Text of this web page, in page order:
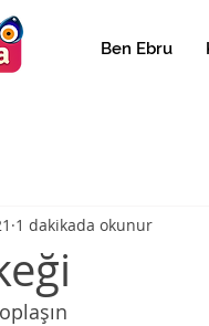
Ben Ebru
1 dakikada okunur